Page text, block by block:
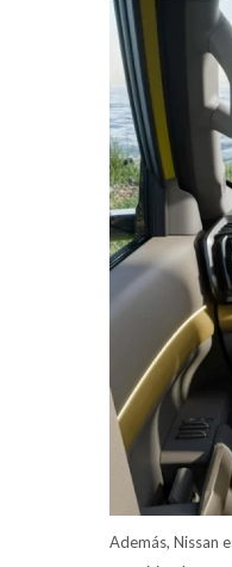
Además, Nissan